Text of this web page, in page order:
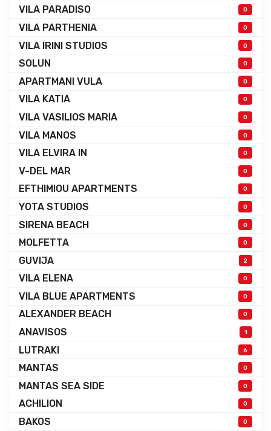
VILA PARADISO 0
VILA PARTHENIA 0
VILA IRINI STUDIOS 0
SOLUN 0
APARTMANI VULA 0
VILA KATIA 0
VILA VASILIOS MARIA 0
VILA MANOS 0
VILA ELVIRA IN 0
V-DEL MAR 0
EFTHIMIOU APARTMENTS 0
YOTA STUDIOS 0
SIRENA BEACH 0
MOLFETTA 0
GUVIJA 2
VILA ELENA 0
VILA BLUE APARTMENTS 0
ALEXANDER BEACH 0
ANAVISOS 1
LUTRAKI 6
MANTAS 0
MANTAS SEA SIDE 0
ACHILION 0
BAKOS 0